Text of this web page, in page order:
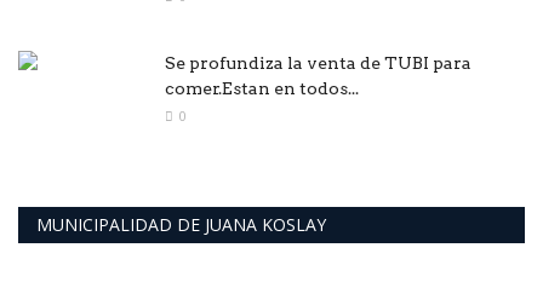
Se profundiza la venta de TUBI para
comer.Estan en todos...
0
MUNICIPALIDAD DE JUANA KOSLAY